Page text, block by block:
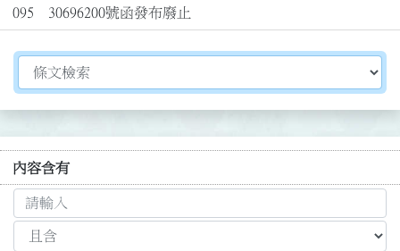
095　30696200號函發布廢止
切換選擇法規資訊內容
內容含有